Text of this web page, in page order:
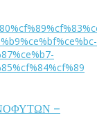
–